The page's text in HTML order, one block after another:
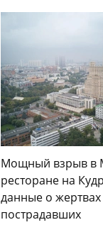
Мощный взрыв в
ресторане на
данные о жертвах
пострадавших